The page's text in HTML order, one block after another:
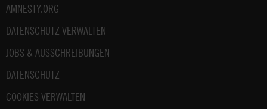
AMNESTY.ORG
DATENSCHUTZ VERWALTEN
JOBS & AUSSCHREIBUNGEN
DATENSCHUTZ
COOKIES VERWALTEN